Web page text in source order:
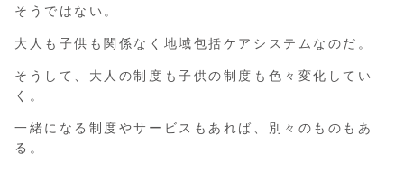
そうではない。
大人も子供も関係なく地域包括ケアシステムなのだ。
そうして、大人の制度も子供の制度も色々変化してい
く。
一緒になる制度やサービスもあれば、別々のものもあ
る。